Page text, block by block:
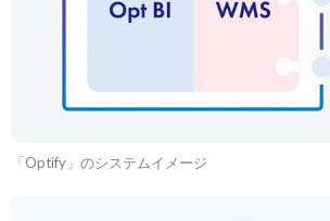
「Optify」のシステムイメージ